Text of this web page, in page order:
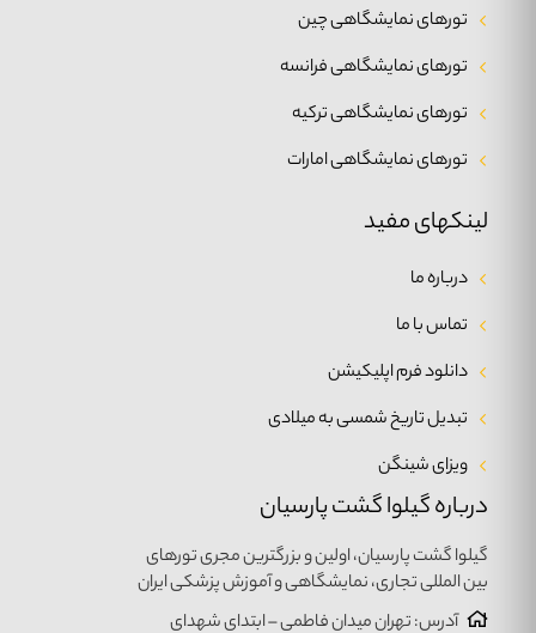
درباره گیلوا گشت پارسیان
گیلوا گشت پارسیان، اولین و بزرگترین مجری تورهای
بین المللی تجاری، نمایشگاهی و آموزش پزشکی ایران
آدرس: تهران میدان فاطمی – ابتدای شهدای
لینکهای مفید
درباره ما
تماس با ما
دانلود فرم اپلیکیشن
تبدیل تاریخ شمسی به میلادی
ویزای شینگن
تورهای نمایشگاهی چین
تورهای نمایشگاهی فرانسه
تورهای نمایشگاهی ترکیه
تورهای نمایشگاهی امارات